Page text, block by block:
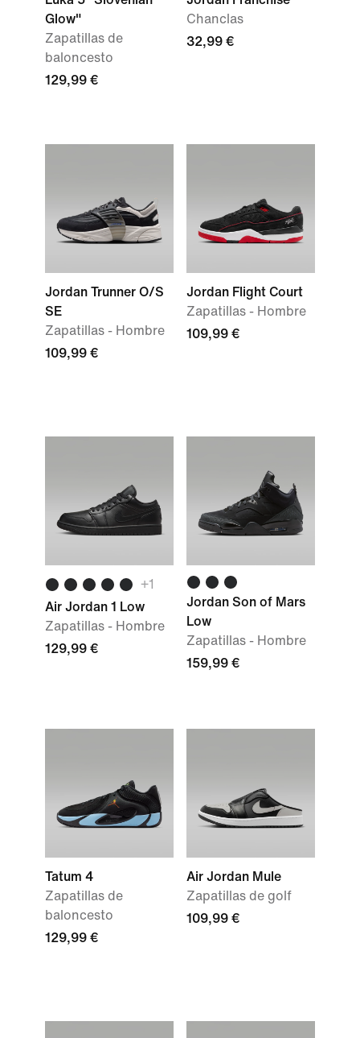
Glow"
Zapatillas de
baloncesto
129,99 €
Chanclas
32,99 €
Jordan Trunner O/S
SE
Zapatillas - Hombre
109,99 €
Jordan Flight Court
Zapatillas - Hombre
109,99 €
+1
Air Jordan 1 Low
Zapatillas - Hombre
129,99 €
Jordan Son of Mars
Low
Zapatillas - Hombre
159,99 €
Tatum 4
Zapatillas de
baloncesto
129,99 €
Air Jordan Mule
Zapatillas de golf
109,99 €